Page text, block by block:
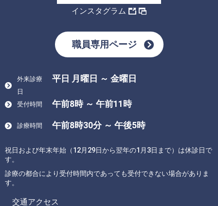
インスタグラム
職員専用ページ
外来診療
日
平日 月曜日 ～ 金曜日
受付時間 午前8時 ～ 午前11時
診療時間 午前8時30分 ～ 午後5時
祝日および年末年始（12月29日から翌年の1月3日まで）は休診日で
す。
診療の都合により受付時間内であっても受付できない場合がありま
す。
交通アクセス